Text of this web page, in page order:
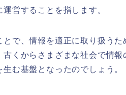
営することを指します。
で、情報を適正に取り扱う
くからさまざまな社会で情報
む基盤となったのでしょう。